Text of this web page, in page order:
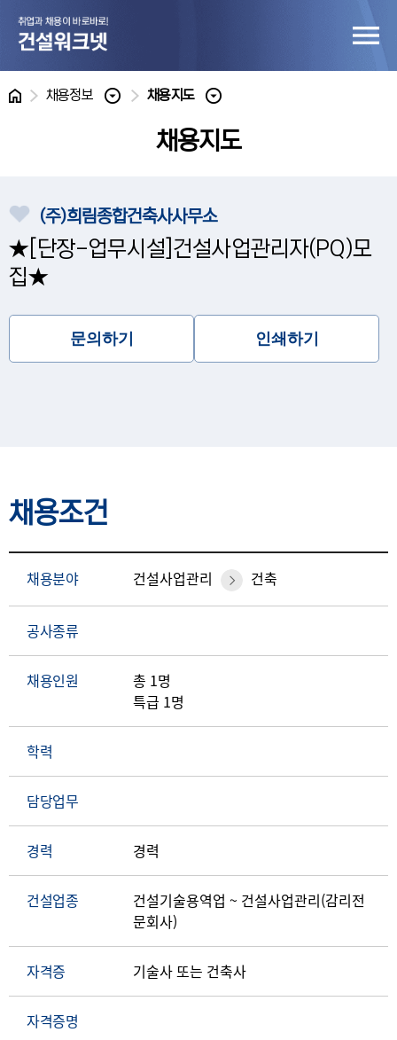
홈 채용정보 채용지도
채용지도
(주)희림종합건축사사무소
★[단장-업무시설]건설사업관리자(PQ)모
집★
문의하기 인쇄하기
채용조건
채용분야 건설사업관리 건축
공사종류
채용인원
총 1명
특급 1명
학력
담당업무
경력 경력
건설업종
건설기술용역업 ~ 건설사업관리(감리전
문회사)
자격증 기술사 또는 건축사
자격증명